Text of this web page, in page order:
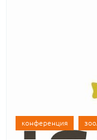
конференция